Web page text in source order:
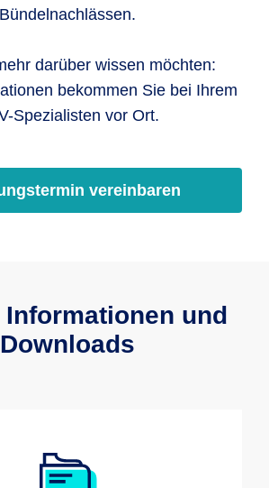
Bündelnachlässen.
darüber wissen möchten:
bekommen Sie bei Ihrem
Spezialisten vor Ort.
vereinbaren
Informationen und
Downloads